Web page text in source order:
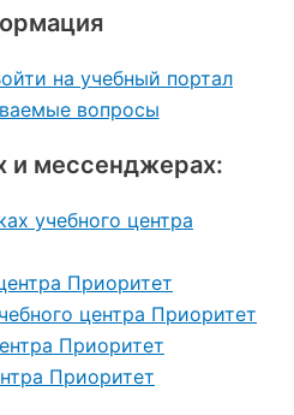
на учебный портал
вопросы
и мессенджерах: